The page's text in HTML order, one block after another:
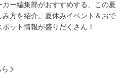
カー編集部がおすすめする、この夏
み方を紹介。夏休みイベント＆おで
ポット情報が盛りだくさん！